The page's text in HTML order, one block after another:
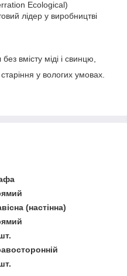
Ecological)
лідер у виробництві
вмісту міді і свинцю,
старіння у вологих умовах.
(настінна)